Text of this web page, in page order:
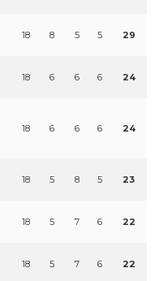
18 8 5 5 29
18 6 6 6 24
18 6 6 6 24
18 5 8 5 23
18 5 7 6 22
18 5 7 6 22